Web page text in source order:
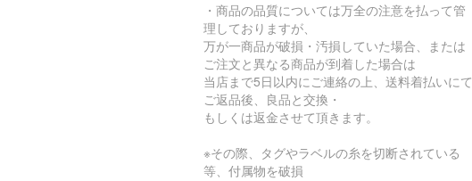
・商品の品質については万全の注意を払って管
理しておりますが、
万が一商品が破損・汚損していた場合、または
ご注文と異なる商品が到着した場合は
当店まで5日以内にご連絡の上、送料着払いにて
ご返品後、良品と交換・
もしくは返金させて頂きます。
※その際、タグやラベルの糸を切断されている
等、付属物を破損